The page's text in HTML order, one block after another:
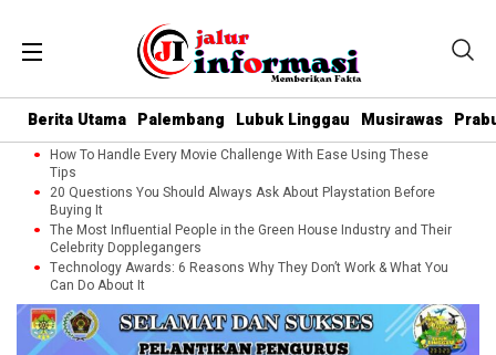
Berita Utama Palembang Lubuk Linggau Musirawas
How To Handle Every Movie Challenge With Ease Using These
Tips
20 Questions You Should Always Ask About Playstation Before
Buying It
The Most Influential People in the Green House Industry and Their
Celebrity Dopplegangers
Technology Awards: 6 Reasons Why They Don’t Work & What You
Can Do About It